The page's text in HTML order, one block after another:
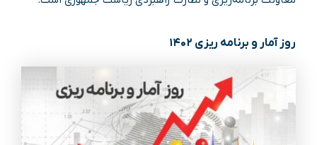
روز آمار و برنامه ریزی ۱۴۰۲